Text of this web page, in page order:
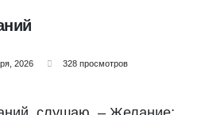
2026 328 просмотров